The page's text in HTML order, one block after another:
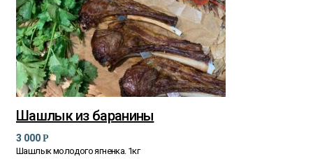
Шашлык из баранины
3 000 Р
Шашлык молодого ягненка. 1кг